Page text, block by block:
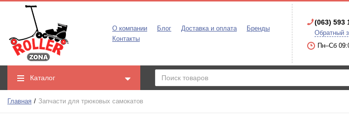
О компании Блог Доставка и оплата
Бренды
Контакты
(063) 593
Обратный
Пн–Сб
Каталог
Главная Запчасти для трюковых самокатов